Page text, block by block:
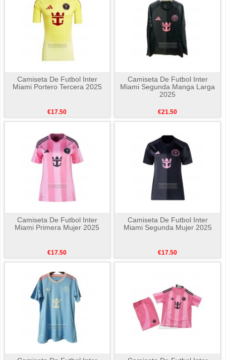
Camiseta De Futbol Inter
Miami Portero Tercera 2025
€17.50
Camiseta De Futbol Inter
Miami Segunda Manga Larga
2025
€21.50
Camiseta De Futbol Inter
Miami Primera Mujer 2025
€17.50
Camiseta De Futbol Inter
Miami Segunda Mujer 2025
€17.50